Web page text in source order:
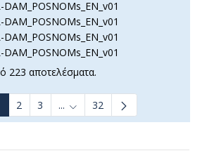
223 αποτελέσματα.
2 3 ... Ενδιάμεσες σελίδες Use
32